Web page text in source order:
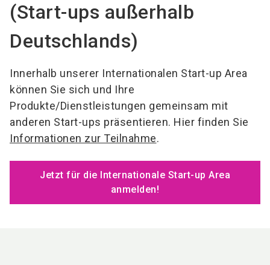
(Start-ups außerhalb
Deutschlands)
Innerhalb unserer Internationalen Start-up Area
können Sie sich und Ihre
Produkte/Dienstleistungen gemeinsam mit
anderen Start-ups präsentieren. Hier finden Sie
Informationen zur Teilnahme.
Jetzt für die Internationale Start-up Area
anmelden!